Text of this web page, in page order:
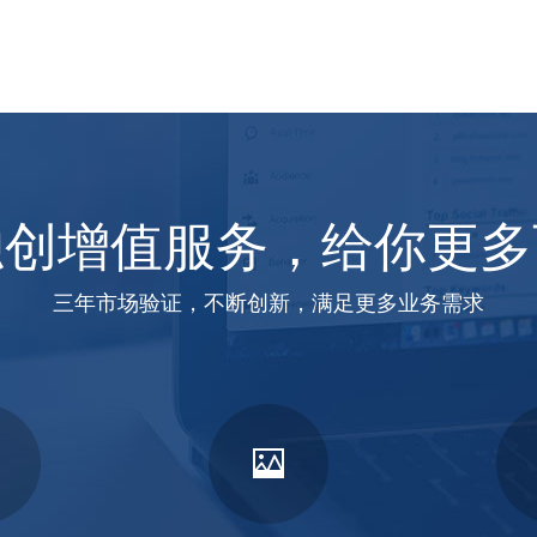
增值服务，给你更
三年市场验证，不断创新，满足更多业务需求